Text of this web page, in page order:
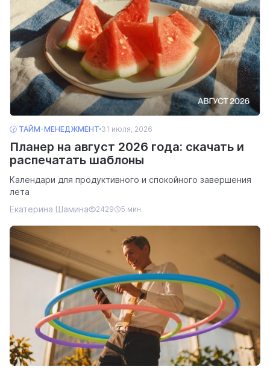
🕝 ТАЙМ-МЕНЕДЖМЕНТ 31 июля, 2026
Планер на август 2026 года: скачать и
распечатать шаблоны
Календари для продуктивного и спокойного завершения
лета
Екатерина Шамина
2429 5 мин.